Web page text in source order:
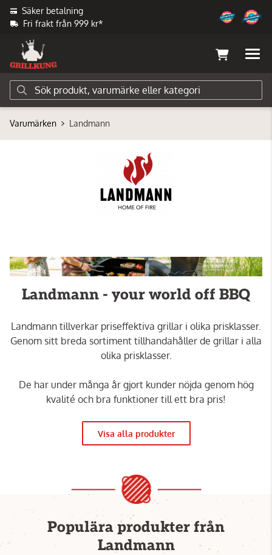
Säker betalning
Fri frakt från 999 kr*
Varumärken Landmann
Landmann - your world off BBQ
Landmann tillverkar priseffektiva grillar i olika prisklasser.
Genom sitt breda sortiment tillhandahåller de grillar i alla
olika prisklasser.
De har under många år gjort kunder nöjda genom hög
kvalité och bra funktioner till ett bra pris!
Visa alla produkter
Populära produkter från
Landmann